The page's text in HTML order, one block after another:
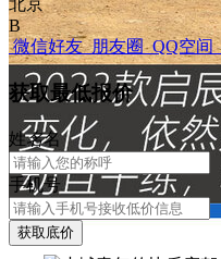
北京
B
微信好友 朋友圈 QQ空间
获取最低报价
姓名名
手机号
获取底价